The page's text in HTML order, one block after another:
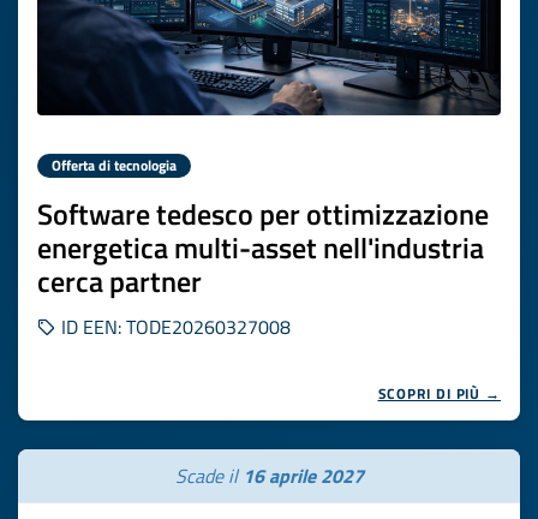
Offerta di tecnologia
Software tedesco per ottimizzazione
energetica multi-asset nell'industria
cerca partner
ID EEN: TODE20260327008
SCOPRI DI PIÙ →
Scade il 16 aprile 2027